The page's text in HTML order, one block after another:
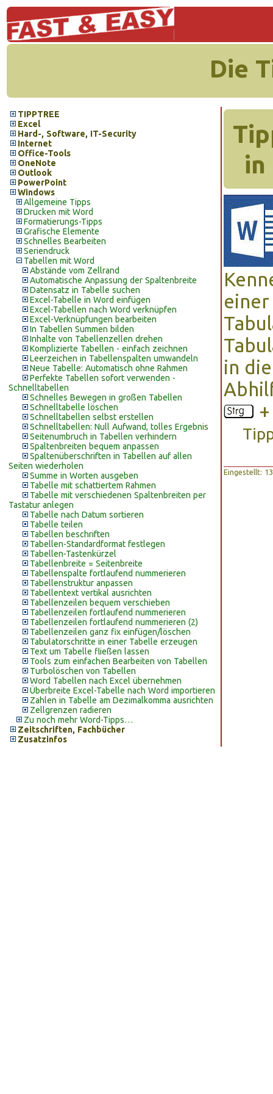
Die
TIPPTREE
Excel
Hard-, Software, IT-Security
Internet
Office-Tools
OneNote
Outlook
PowerPoint
Windows
Allgemeine Tipps
Drucken mit Word
Formatierungs-Tipps
Grafische Elemente
Schnelles Bearbeiten
Seriendruck
Tabellen mit Word
Abstände vom Zellrand
Automatische Anpassung der Spaltenbreite
Datensatz in Tabelle suchen
Excel-Tabelle in Word einfügen
Excel-Tabellen nach Word verknüpfen
Excel-Verknüpfungen bearbeiten
In Tabellen Summen bilden
Inhalte von Tabellenzellen drehen
Komplizierte Tabellen - einfach zeichnen
Leerzeichen in Tabellenspalten umwandeln
Neue Tabelle: Automatisch ohne Rahmen
Perfekte Tabellen sofort verwenden -
Schnelltabellen
Schnelles Bewegen in großen Tabellen
Schnelltabelle löschen
Schnelltabellen selbst erstellen
Schnelltabellen: Null Aufwand, tolles Ergebnis
Seitenumbruch in Tabellen verhindern
Spaltenbreiten bequem anpassen
Spaltenüberschriften in Tabellen auf allen
Seiten wiederholen
Summe in Worten ausgeben
Tabelle mit schattiertem Rahmen
Tabelle mit verschiedenen Spaltenbreiten per
Tastatur anlegen
Tabelle nach Datum sortieren
Tabelle teilen
Tabellen beschriften
Tabellen-Standardformat festlegen
Tabellen-Tastenkürzel
Tabellenbreite = Seitenbreite
Tabellenspalte fortlaufend nummerieren
Tabellenstruktur anpassen
Tabellentext vertikal ausrichten
Tabellenzeilen bequem verschieben
Tabellenzeilen fortlaufend nummerieren
Tabellenzeilen fortlaufend nummerieren (2)
Tabellenzeilen ganz fix einfügen/löschen
Tabulatorschritte in einer Tabelle erzeugen
Text um Tabelle fließen lassen
Tools zum einfachen Bearbeiten von Tabellen
Turbolöschen von Tabellen
Word Tabellen nach Excel übernehmen
Überbreite Excel-Tabelle nach Word importieren
Zahlen in Tabelle am Dezimalkomma ausrichten
Zellgrenzen radieren
Zu noch mehr Word-Tipps…
Zeitschriften, Fachbücher
Zusatzinfos
in
in
Eingestellt: